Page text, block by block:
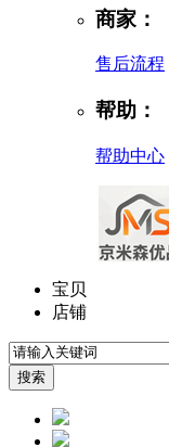
商家：
售后流程
帮助：
帮助中心
宝贝
店铺